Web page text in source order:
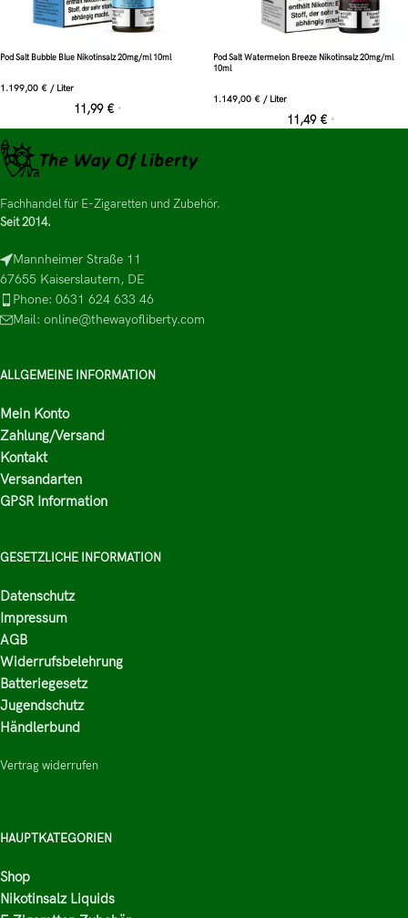
Pod Salt Bubble Blue Nikotinsalz 20mg/ml 10ml
1.199,00 € / Liter
11,99 € *
Pod Salt Watermelon Breeze Nikotinsalz 20mg/ml
10ml
1.149,00 € / Liter
11,49 € *
Fachhandel für E-Zigaretten und Zubehör.
Seit 2014.
Mannheimer Straße 11
67655 Kaiserslautern, DE
Phone: 0631 624 633 46
Mail: online@thewayofliberty.com
ALLGEMEINE INFORMATION
Mein Konto
Zahlung/Versand
Kontakt
Versandarten
GPSR Information
GESETZLICHE INFORMATION
Datenschutz
Impressum
AGB
Widerrufsbelehrung
Batteriegesetz
Jugendschutz
Händlerbund
Vertrag widerrufen
HAUPTKATEGORIEN
Shop
Nikotinsalz Liquids